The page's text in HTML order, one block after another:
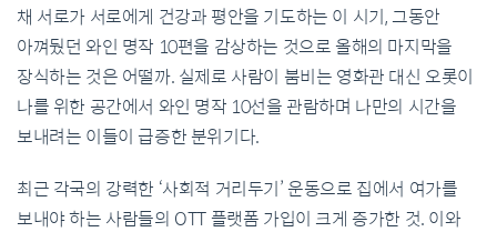
채 서로가 서로에게 건강과 평안을 기도하는 이 시기, 그동안
아껴뒀던 와인 명작 10편을 감상하는 것으로 올해의 마지막을
장식하는 것은 어떨까. 실제로 사람이 붐비는 영화관 대신 오롯이
나를 위한 공간에서 와인 명작 10선을 관람하며 나만의 시간을
보내려는 이들이 급증한 분위기다.
최근 각국의 강력한 ‘사회적 거리두기’ 운동으로 집에서 여가를
보내야 하는 사람들의 OTT 플랫폼 가입이 크게 증가한 것. 이와